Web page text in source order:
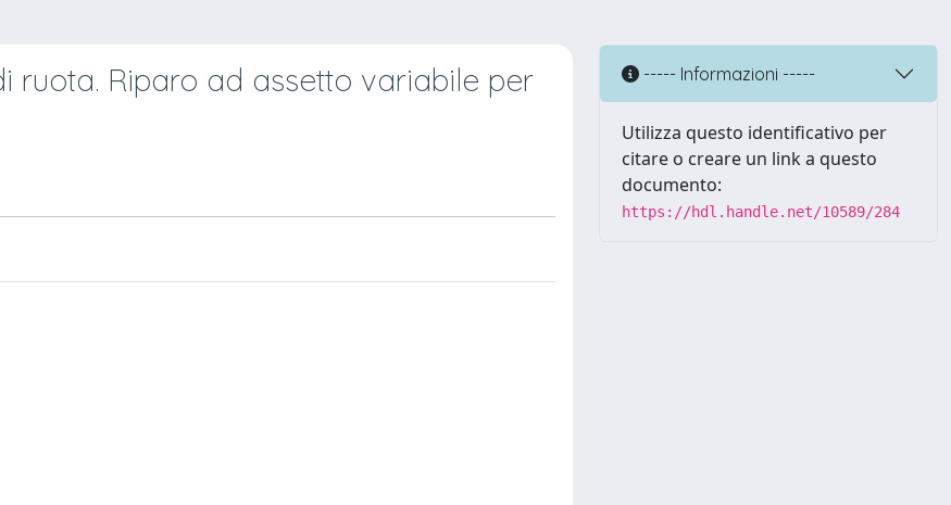
Riparo ad assetto variabile per
----- Informazioni -----
Utilizza questo identificativo per
citare o creare un link a questo
documento:
https://hdl.handle.net/10589/284